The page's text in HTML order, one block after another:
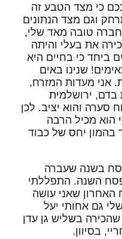
כי מצד הטבע זה
וגם מצד הנתונים
טובה מאד שלי,
את בעלי והיתה
ביחד כי בחיים היא
שנינו באים
אני מעדות המזרח,
בדם, ירושלמית
סערה והוא יציב. לכן
הוא מכיל הרבה
בהמון יחס של כבוד
בשנה שעברה
השנה. התפללתי
האחרון שאני עושה
גם אחותי יעל
בשליש גן עדן
בסיוון.